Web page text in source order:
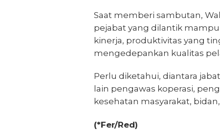
Saat memberi sambutan,
pejabat yang dilantik
kinerja, produktivitas yang
mengedepankan kualitas
Perlu diketahui, diantara
lain pengawas koperasi,
kesehatan masyarakat,
(*Fer/Red)